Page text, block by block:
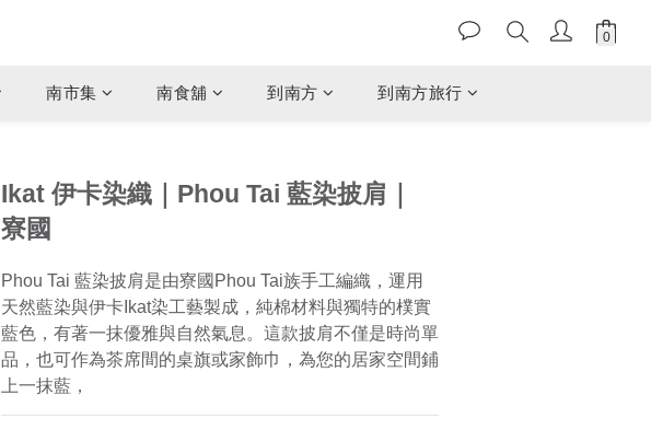
南市集 南食舖 到南方 到南方旅行
Ikat 伊卡染織｜Phou Tai 藍染披肩｜
寮國
Phou Tai 藍染披肩是由寮國Phou Tai族手工編織，運用
天然藍染與伊卡Ikat染工藝製成，純棉材料與獨特的樸實
藍色，有著一抹優雅與自然氣息。這款披肩不僅是時尚單
品，也可作為茶席間的桌旗或家飾巾，為您的居家空間鋪
上一抹藍，